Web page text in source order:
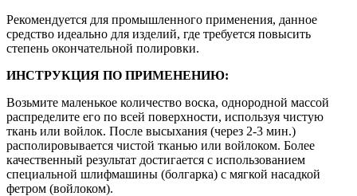
Рекомендуется для промышленного применения, данное
средство идеально для изделий, где требуется повысить
степень окончательной полировки.
ИНСТРУКЦИЯ ПО ПРИМЕНЕНИЮ:
Возьмите маленькое количество воска, однородной массой
распределите его по всей поверхности, используя чистую
ткань или войлок. После высыхания (через 2-3 мин.)
располировывается чистой тканью или войлоком. Более
качественный результат достигается с использованием
специальной шлифмашины (болгарка) с мягкой насадкой
фетром (войлоком).